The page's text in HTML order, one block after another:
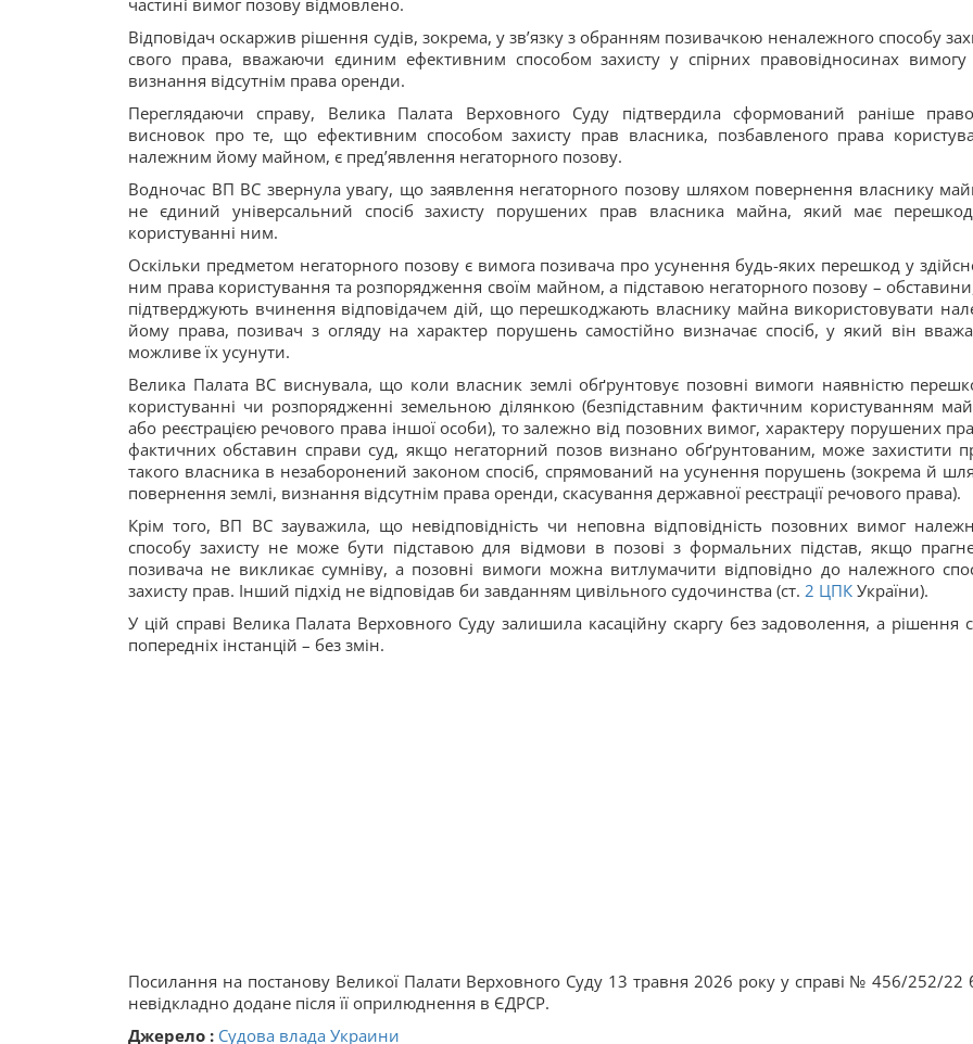
частині вимог позову відмовлено.
Відповідач оскаржив рішення судів, зокрема, у зв’язку з обранням позивачкою неналежного способу
свого права, вважаючи єдиним ефективним способом захисту у спірних правовідносинах
визнання відсутнім права оренди.
Переглядаючи справу, Велика Палата Верховного Суду підтвердила сформований раніше
висновок про те, що ефективним способом захисту прав власника, позбавленого права
належним йому майном, є пред’явлення негаторного позову.
Водночас ВП ВС звернула увагу, що заявлення негаторного позову шляхом повернення власнику
не єдиний універсальний спосіб захисту порушених прав власника майна, який має
користуванні ним.
Оскільки предметом негаторного позову є вимога позивача про усунення будь-яких перешкод у
ним права користування та розпорядження своїм майном, а підставою негаторного позову –
підтверджують вчинення відповідачем дій, що перешкоджають власнику майна використовувати
йому права, позивач з огляду на характер порушень самостійно визначає спосіб, у який він
можливе їх усунути.
Велика Палата ВС виснувала, що коли власник землі обґрунтовує позовні вимоги наявністю
користуванні чи розпорядженні земельною ділянкою (безпідставним фактичним користуванням
або реєстрацією речового права іншої особи), то залежно від позовних вимог, характеру порушених
фактичних обставин справи суд, якщо негаторний позов визнано обґрунтованим, може захистити
такого власника в незаборонений законом спосіб, спрямований на усунення порушень (зокрема й
повернення землі, визнання відсутнім права оренди, скасування державної реєстрації речового права).
Крім того, ВП ВС зауважила, що невідповідність чи неповна відповідність позовних вимог
способу захисту не може бути підставою для відмови в позові з формальних підстав, якщо
позивача не викликає сумніву, а позовні вимоги можна витлумачити відповідно до належного
захисту прав. Інший підхід не відповідав би завданням цивільного судочинства (ст. 2 ЦПК України).
У цій справі Велика Палата Верховного Суду залишила касаційну скаргу без задоволення, а рішення
попередніх інстанцій – без змін.
Посилання на постанову Великої Палати Верховного Суду 13 травня 2026 року у справі № 456/252/22
невідкладно додане після її оприлюднення в ЄДРСР.
Джерело : Судова влада Украини